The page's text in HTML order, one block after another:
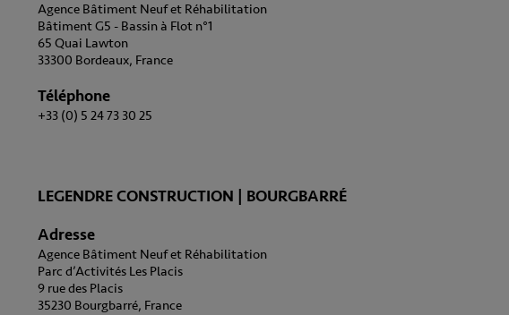
Agence Bâtiment Neuf et Réhabilitation
Bâtiment G5 - Bassin à Flot n°1
65 Quai Lawton
33300 Bordeaux, France
Téléphone
+33 (0) 5 24 73 30 25
LEGENDRE CONSTRUCTION | BOURGBARRÉ
Adresse
Agence Bâtiment Neuf et Réhabilitation
Parc d’Activités Les Placis
9 rue des Placis
35230 Bourgbarré, France